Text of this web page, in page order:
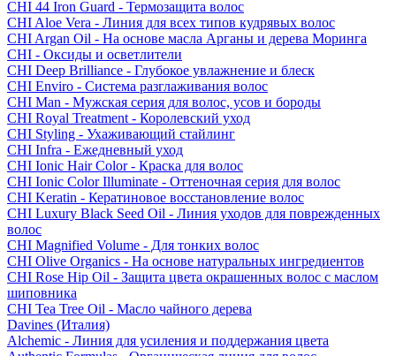
CHI 44 Iron Guard - Термозащита волос
CHI Aloe Vera - Линия для всех типов кудрявых волос
CHI Argan Oil - На основе масла Арганы и дерева Моринга
CHI - Оксиды и осветлители
CHI Deep Brilliance - Глубокое увлажнение и блеск
CHI Enviro - Система разглаживания волос
CHI Man - Мужская серия для волос, усов и бороды
CHI Royal Treatment - Королевский уход
CHI Styling - Ухаживающий стайлинг
CHI Infra - Ежедневный уход
CHI Ionic Hair Color - Краска для волос
CHI Ionic Color Illuminate - Оттеночная серия для волос
CHI Keratin - Кератиновое восстановление волос
CHI Luxury Black Seed Oil - Линия уходов для поврежденных
волос
CHI Magnified Volume - Для тонких волос
CHI Olive Organics - На основе натуральных ингредиентов
CHI Rose Hip Oil - Защита цвета окрашенных волос с маслом
шиповника
CHI Tea Tree Oil - Масло чайного дерева
Davines (Италия)
Alchemic - Линия для усиления и поддержания цвета